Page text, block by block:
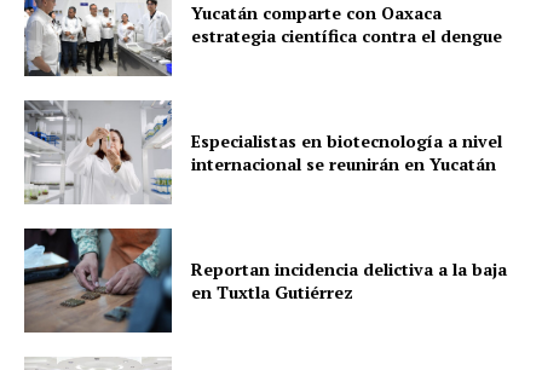
Yucatán comparte con Oaxaca
estrategia científica contra el dengue
Especialistas en biotecnología a nivel
internacional se reunirán en Yucatán
Reportan incidencia delictiva a la baja
en Tuxtla Gutiérrez